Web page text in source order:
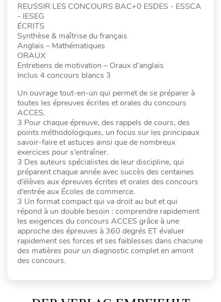
REUSSIR LES CONCOURS BAC+0 ESDES - ESSCA
- IESEG
ÉCRITS
Synthèse & maîtrise du français
Anglais – Mathématiques
ORAUX
Entretiens de motivation – Oraux d’anglais
Inclus 4 concours blancs 3
Un ouvrage tout-en-un qui permet de se préparer à
toutes les épreuves écrites et orales du concours
ACCES.
3 Pour chaque épreuve, des rappels de cours, des
points méthodologiques, un focus sur les principaux
savoir-faire et astuces ainsi que de nombreux
exercices pour s’entraîner.
3 Des auteurs spécialistes de leur discipline, qui
préparent chaque année avec succès des centaines
d’élèves aux épreuves écrites et orales des concours
d’entrée aux Écoles de commerce.
3 Un format compact qui va droit au but et qui
répond à un double besoin : comprendre rapidement
les exigences du concours ACCES grâce à une
approche des épreuves à 360 degrés ET évaluer
rapidement ses forces et ses faiblesses dans chacune
des matières pour un diagnostic complet en amont
des concours.